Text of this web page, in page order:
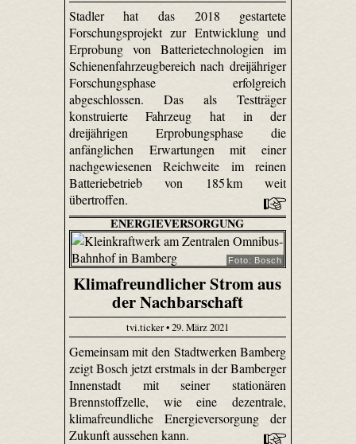
Stadler hat das 2018 gestartete
Forschungsprojekt zur Entwicklung und
Erprobung von Batterietechnologien im
Schienenfahrzeugbereich nach dreijähriger
Forschungsphase erfolgreich
abgeschlossen. Das als Testträger
konstruierte Fahrzeug hat in der
dreijährigen Erprobungsphase die
anfänglichen Erwartungen mit einer
nachgewiesenen Reichweite im reinen
Batteriebetrieb von 185 km weit
übertroffen.
ENERGIEVERSORGUNG
Foto: Bosch
Klimafreundlicher Strom aus
der Nachbarschaft
tvi.ticker • 29. März 2021
Gemeinsam mit den Stadtwerken Bamberg
zeigt Bosch jetzt erstmals in der Bamberger
Innenstadt mit seiner stationären
Brennstoffzelle, wie eine dezentrale,
klimafreundliche Energieversorgung der
Zukunft aussehen kann.